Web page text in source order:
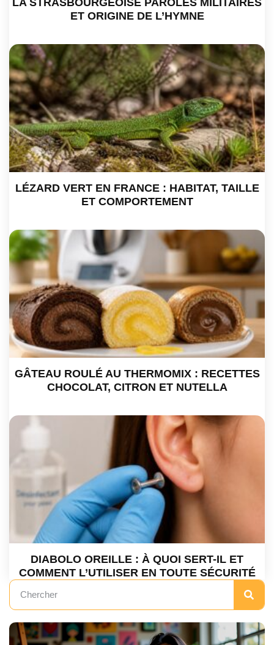
ET ORIGINE DE L’HYMNE
LÉZARD VERT EN FRANCE : HABITAT, TAILLE
ET COMPORTEMENT
GÂTEAU ROULÉ AU THERMOMIX : RECETTES
CHOCOLAT, CITRON ET NUTELLA
DIABOLO OREILLE : À QUOI SERT-IL ET
COMMENT L’UTILISER EN TOUTE SÉCURITÉ